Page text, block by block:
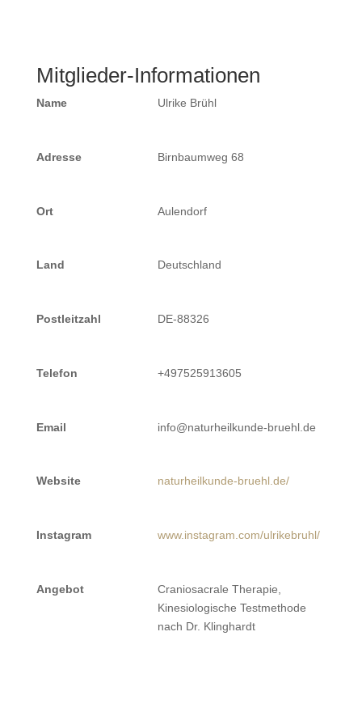
Mitglieder-Informationen
Name Ulrike Brühl
Adresse Birnbaumweg 68
Ort Aulendorf
Land Deutschland
Postleitzahl DE-88326
Telefon +497525913605
Email info@naturheilkunde-bruehl.de
Website naturheilkunde-bruehl.de/
Instagram www.instagram.com/ulrikebruhl/
Angebot
Craniosacrale Therapie,
Kinesiologische Testmethode
nach Dr. Klinghardt